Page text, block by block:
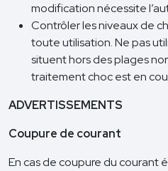
modification nécessite
Contrôler les niveaux de
toute utilisation. Ne pas
situent hors des plages
traitement choc est en
ADVERTISSEMENTS
Coupure de courant
En cas de coupure du courant